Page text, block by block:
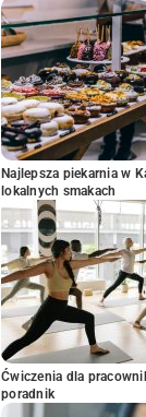
Najlepsza piekarnia w
lokalnych smakach
Ćwiczenia dla
poradnik